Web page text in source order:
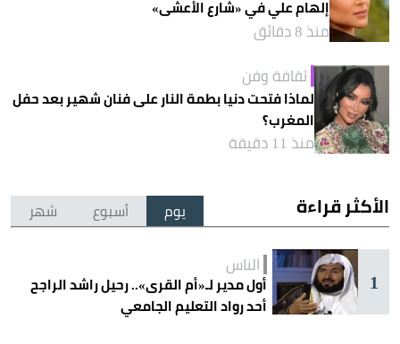
إلهام علي في «شارع الأعشى»
منذ 8 دقائق
ثقافة وفن
لماذا فتحت دنيا بطمة النار على فنان شهير بعد حفل
المغرب؟
منذ 11 دقيقة
الأكثر قراءة يوم أسبوع شهر
1
الناس
أول مدير لـ«أم القرى».. رحيل راشد الراجح
أحد رواد التعليم الجامعي